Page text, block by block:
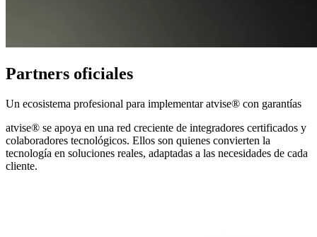
Partners oficiales
Un ecosistema profesional para implementar atvise® con garantías
atvise® se apoya en una red creciente de integradores certificados y
colaboradores tecnológicos. Ellos son quienes convierten la
tecnología en soluciones reales, adaptadas a las necesidades de cada
cliente.